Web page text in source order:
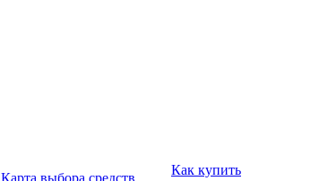
Карта выбора средств
Как купить